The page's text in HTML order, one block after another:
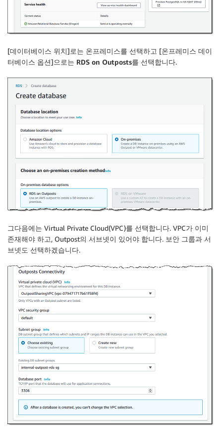
[데이터베이스 위치]로는 온프레미스를 선택하고 [온프레미스 데이
터베이스 옵션]으로는 RDS on Outposts를 선택합니다.
그다음에는 Virtual Private Cloud(VPC)를 선택합니다. VPC가 이미
존재해야 하고, Outpost의 서브넷이 있어야 합니다. 보안 그룹과 서
브넷도 선택하겠습니다.